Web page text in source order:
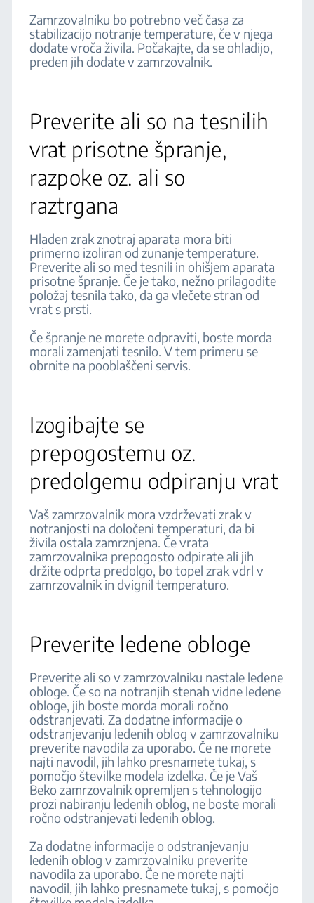
Zamrzovalniku bo potrebno več časa za
stabilizacijo notranje temperature, če v njega
dodate vroča živila. Počakajte, da se ohladijo,
preden jih dodate v zamrzovalnik.
Preverite ali so na tesnilih
vrat prisotne špranje,
razpoke oz. ali so
raztrgana
Hladen zrak znotraj aparata mora biti
primerno izoliran od zunanje temperature.
Preverite ali so med tesnili in ohišjem aparata
prisotne špranje. Če je tako, nežno prilagodite
položaj tesnila tako, da ga vlečete stran od
vrat s prsti.
Če špranje ne morete odpraviti, boste morda
morali zamenjati tesnilo. V tem primeru se
obrnite na pooblaščeni servis.
Izogibajte se
prepogostemu oz.
predolgemu odpiranju vrat
Vaš zamrzovalnik mora vzdrževati zrak v
notranjosti na določeni temperaturi, da bi
živila ostala zamrznjena. Če vrata
zamrzovalnika prepogosto odpirate ali jih
držite odprta predolgo, bo topel zrak vdrl v
zamrzovalnik in dvignil temperaturo.
Preverite ledene obloge
Preverite ali so v zamrzovalniku nastale ledene
obloge. Če so na notranjih stenah vidne ledene
obloge, jih boste morda morali ročno
odstranjevati. Za dodatne informacije o
odstranjevanju ledenih oblog v zamrzovalniku
preverite navodila za uporabo. Če ne morete
najti navodil, jih lahko presnamete tukaj, s
pomočjo številke modela izdelka. Če je Vaš
Beko zamrzovalnik opremljen s tehnologijo
prozi nabiranju ledenih oblog, ne boste morali
ročno odstranjevati ledenih oblog.
Za dodatne informacije o odstranjevanju
ledenih oblog v zamrzovalniku preverite
navodila za uporabo. Če ne morete najti
navodil, jih lahko presnamete tukaj, s pomočjo